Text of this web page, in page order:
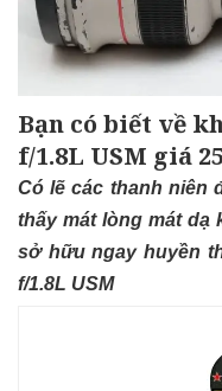
Bạn có biết về
f/1.8L USM giá
Có lẽ các thanh niên
thấy mát lòng mát dạ
sở hữu ngay huyền
f/1.8L USM